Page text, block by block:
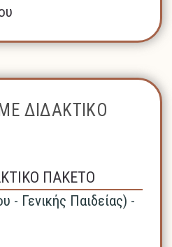
ΔΙΔΑΚΤΙΚΟ
ΠΑΚΕΤΟ
- Γενικής Παιδείας) -